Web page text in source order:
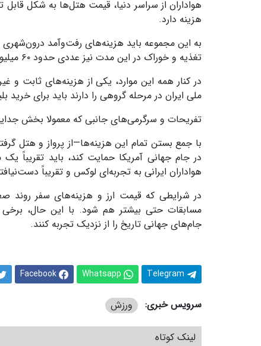
هزینه دارد.
تغذیه و خوراک در این مدت نیز عددی حدود ۶۰ میلیون تومان را ثبت می‌کند.
در کنار همه این موارد، یکی از هزینه‌های ثابت
ملی ایران در مرحله گروهی را دارند باید برای خرید بلیت‌ها رقمی نزدیک به
تفریحات و سرگرمی‌های جانبی که معمولا بخش جدایی‌ناپذیر این
با جمع بستن تمام این هزینه‌ها—از پرواز و هتل
هواداران ایرانی به تجربه‌ای لوکس و تقریباً
در شرایطی که قیمت ارز و هزینه‌های سفر روند
مسابقات حتی بیشتر هم شود. با این حال، برخی
جام‌های جهانی تاریخ را از نزدیک تجربه کنند.
Telegram
Whatsapp
Facebook
سرویس خبری: ورزش
لینک کوتاه